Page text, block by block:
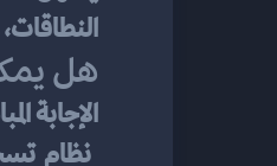
هل
الإجابة